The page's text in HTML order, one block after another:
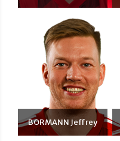
BORMANN Jeffrey